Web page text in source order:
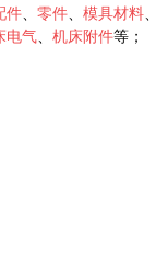
件 零件 模具材料
电气 机床附件等；